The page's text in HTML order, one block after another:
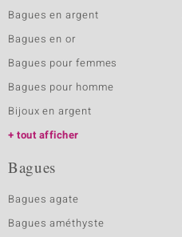
Bagues en argent
Bagues en or
Bagues pour femmes
Bagues pour homme
Bijoux en argent
tout afficher
Bagues
Bagues agate
Bagues améthyste